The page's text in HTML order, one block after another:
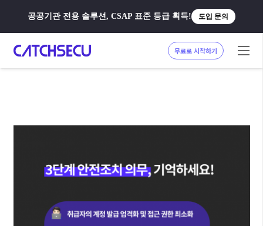
공공기관 전용 솔루션, CSAP 표준 등급 획득! 도입 문의
무료로 시작하기